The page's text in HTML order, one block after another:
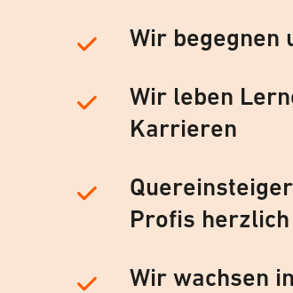
Wir begegnen
Wir leben
Karrieren
Profis
Wir wachsen